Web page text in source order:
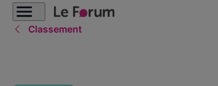
Classement